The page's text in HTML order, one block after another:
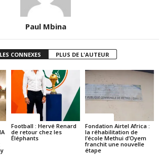
Paul Mbina
CONNEXES PLUS DE L'AUTEUR
Football : Hervé Renard
de retour chez les
Éléphants
Fondation Airtel Africa :
la réhabilitation de
l’école Methui d’Oyem
franchit une nouvelle
étape